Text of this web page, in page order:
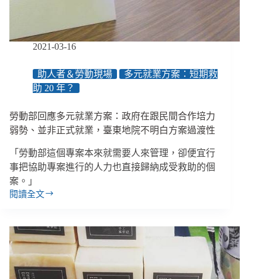
動
回
應
2021-03-16
助人者＆勞動現場
多元就業方案：短期救
助 20 年？
勞動部回應多元就業方案：政府在跟民間合作培力
弱勢、並非正式就業，臺東地院不明白方案過渡性
「勞動部這個專案本來就需要人來管理，卻便宜行
事把協助專案進行的人力也直接歸納成受救助的個
案。」
閱讀全文
勞
回
應
多
元